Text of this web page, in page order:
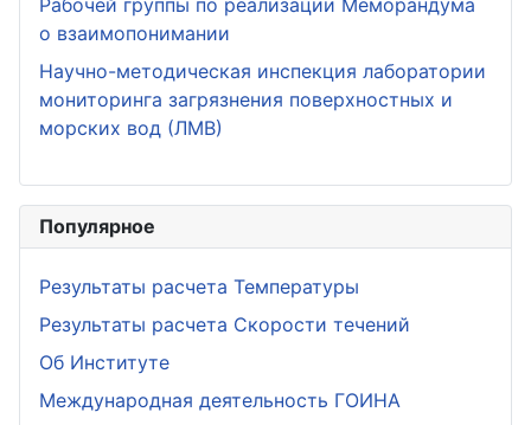
Рабочей группы по реализации Меморандума
о взаимопонимании
Научно-методическая инспекция лаборатории
мониторинга загрязнения поверхностных и
морских вод (ЛМВ)
Популярное
Результаты расчета Температуры
Результаты расчета Скорости течений
Об Институте
Международная деятельность ГОИНА